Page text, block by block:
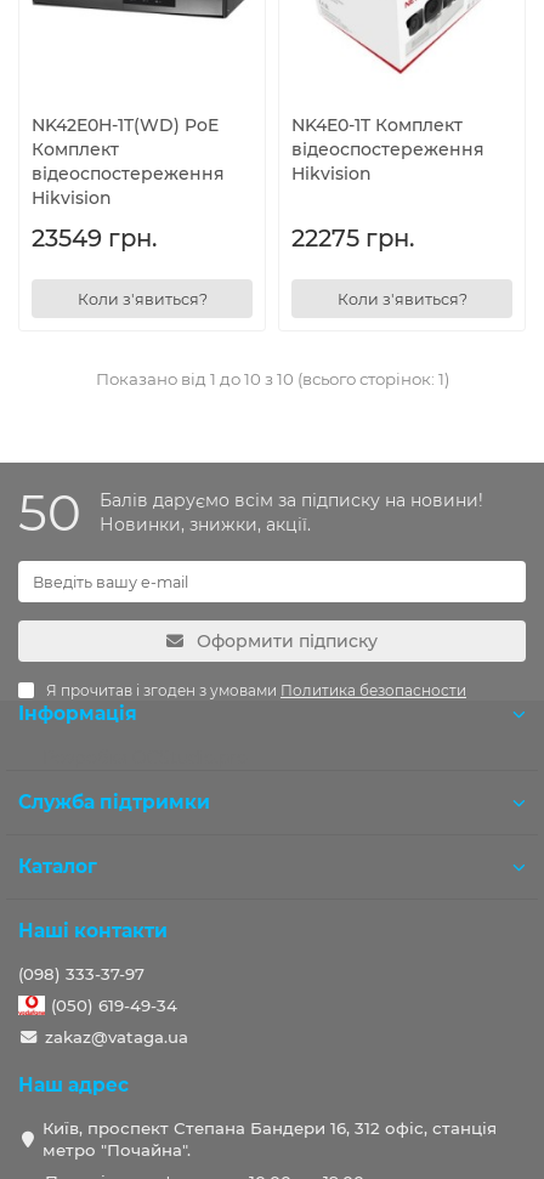
NK42E0H-1T(WD) PoE
Комплект
відеоспостереження
Hikvision
23549 грн.
Коли з'явиться?
NK4E0-1T Комплект
відеоспостереження
Hikvision
22275 грн.
Коли з'явиться?
Показано від 1 до 10 з 10 (всього сторінок: 1)
50
Балів даруємо всім за підписку на новини!
Новинки, знижки, акції.
Оформити підписку
Я прочитав і згоден з умовами Политика безопасности
Інформація
Служба підтримки
Каталог
Наші контакти
(098) 333-37-97
(050) 619-49-34
zakaz@vataga.ua
Наш адрес
Київ, проспект Степана Бандери 16, 312 офіс, станція
метро "Почайна".